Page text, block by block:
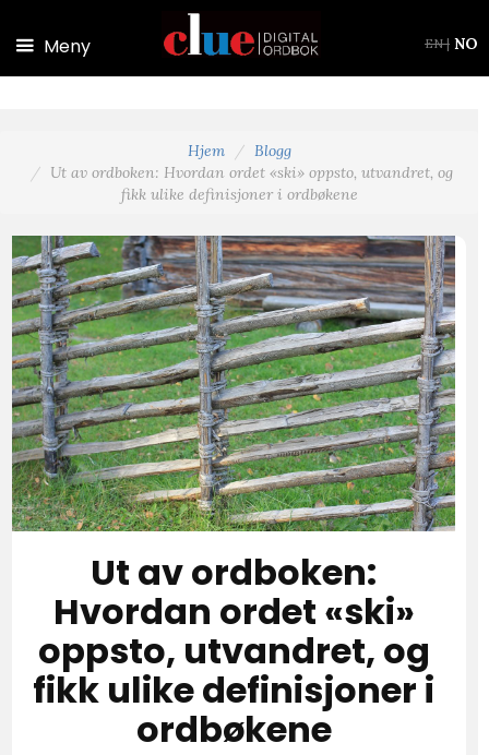
Meny EN| NO
Hjem
Blogg
Ut av ordboken: Hvordan ordet «ski» oppsto, utvandret, og
fikk ulike definisjoner i ordbøkene
Ut av ordboken:
Hvordan ordet «ski»
oppsto, utvandret, og
fikk ulike definisjoner i
ordbøkene